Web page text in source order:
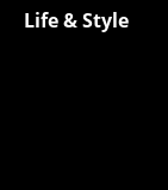
Life & Style